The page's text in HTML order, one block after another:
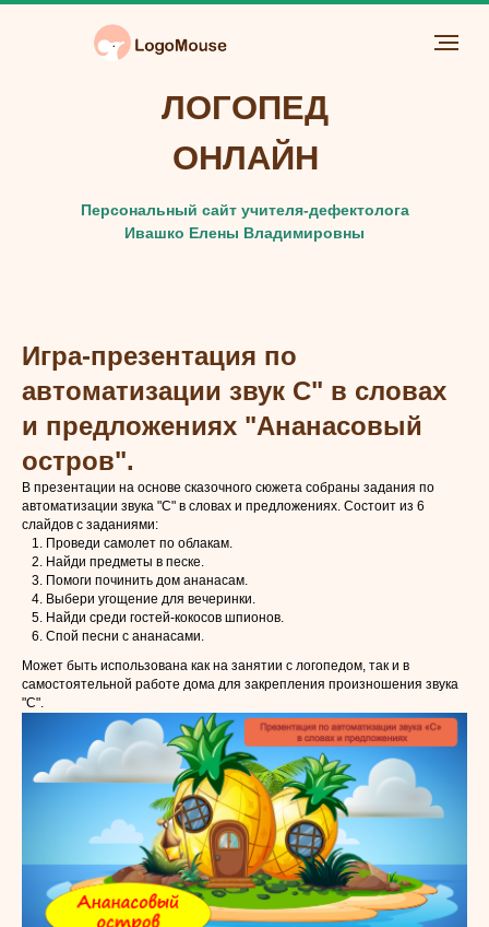
ЛОГОПЕД
ОНЛАЙН
Персональный сайт учителя-дефектолога
Ивашко Елены Владимировны
Игра-презентация по
автоматизации звук С" в словах
и предложениях "Ананасовый
остров".
В презентации на основе сказочного сюжета собраны задания по
автоматизации звука "С" в словах и предложениях. Состоит из 6
слайдов с заданиями:
Проведи самолет по облакам.
Найди предметы в песке.
Помоги починить дом ананасам.
Выбери угощение для вечеринки.
Найди среди гостей-кокосов шпионов.
Спой песни с ананасами.
Может быть использована как на занятии с логопедом, так и в
самостоятельной работе дома для закрепления произношения звука
"С".